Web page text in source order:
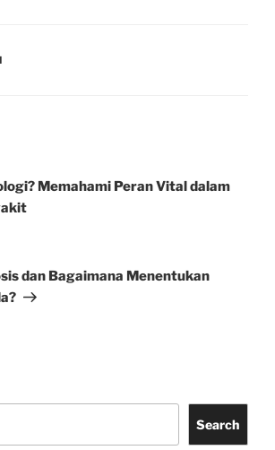
Memahami Peran Vital dalam
dan Bagaimana Menentukan
Search